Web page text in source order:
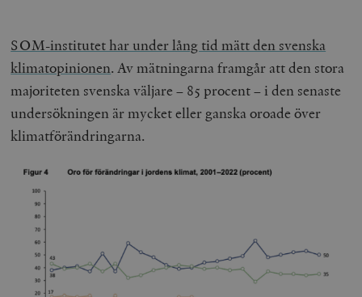
SOM-institutet har under lång tid mätt den svenska
klimatopinionen. Av mätningarna framgår att den stora
majoriteten svenska väljare – 85 procent – i den senaste
undersökningen är mycket eller ganska oroade över
klimatförändringarna.